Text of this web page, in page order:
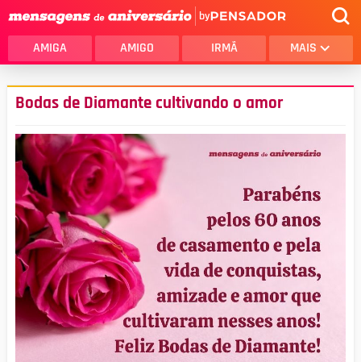
by
AMIGA AMIGO IRMÃ MAIS
Bodas de Diamante cultivando o amor